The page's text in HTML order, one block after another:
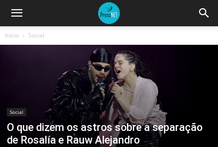
Início Social
Social
O que dizem os astros sobre a separação
de Rosalía e Rauw Alejandro